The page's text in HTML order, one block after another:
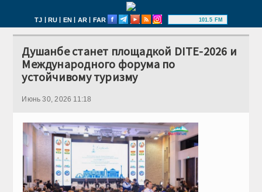
TJ | RU | EN | AR | FAR 101.5 FM
Душанбе станет площадкой DITE-2026 и
Международного форума по
устойчивому туризму
Июнь 30, 2026 11:18